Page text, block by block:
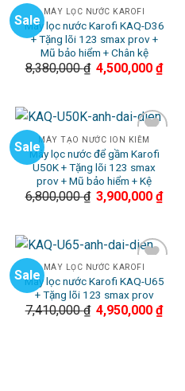
Sale
Add to
Wishlist
MÁY LỌC NƯỚC KAROFI
Máy lọc nước Karofi KAQ-D36
+ Tặng lõi 123 smax prov +
Mũ bảo hiểm + Chân kệ
8,380,000₫ 4,500,000₫
Sale
Add to
Wishlist
MÁY TẠO NƯỚC ION KIỀM
Máy lọc nước để gầm Karofi
U50K + Tặng lõi 123 smax
prov + Mũ bảo hiểm + Kệ
6,800,000₫ 3,900,000₫
Sale
Add to
Wishlist
MÁY LỌC NƯỚC KAROFI
Máy lọc nước Karofi KAQ-U65
+ Tặng lõi 123 smax prov
7,410,000₫ 4,950,000₫